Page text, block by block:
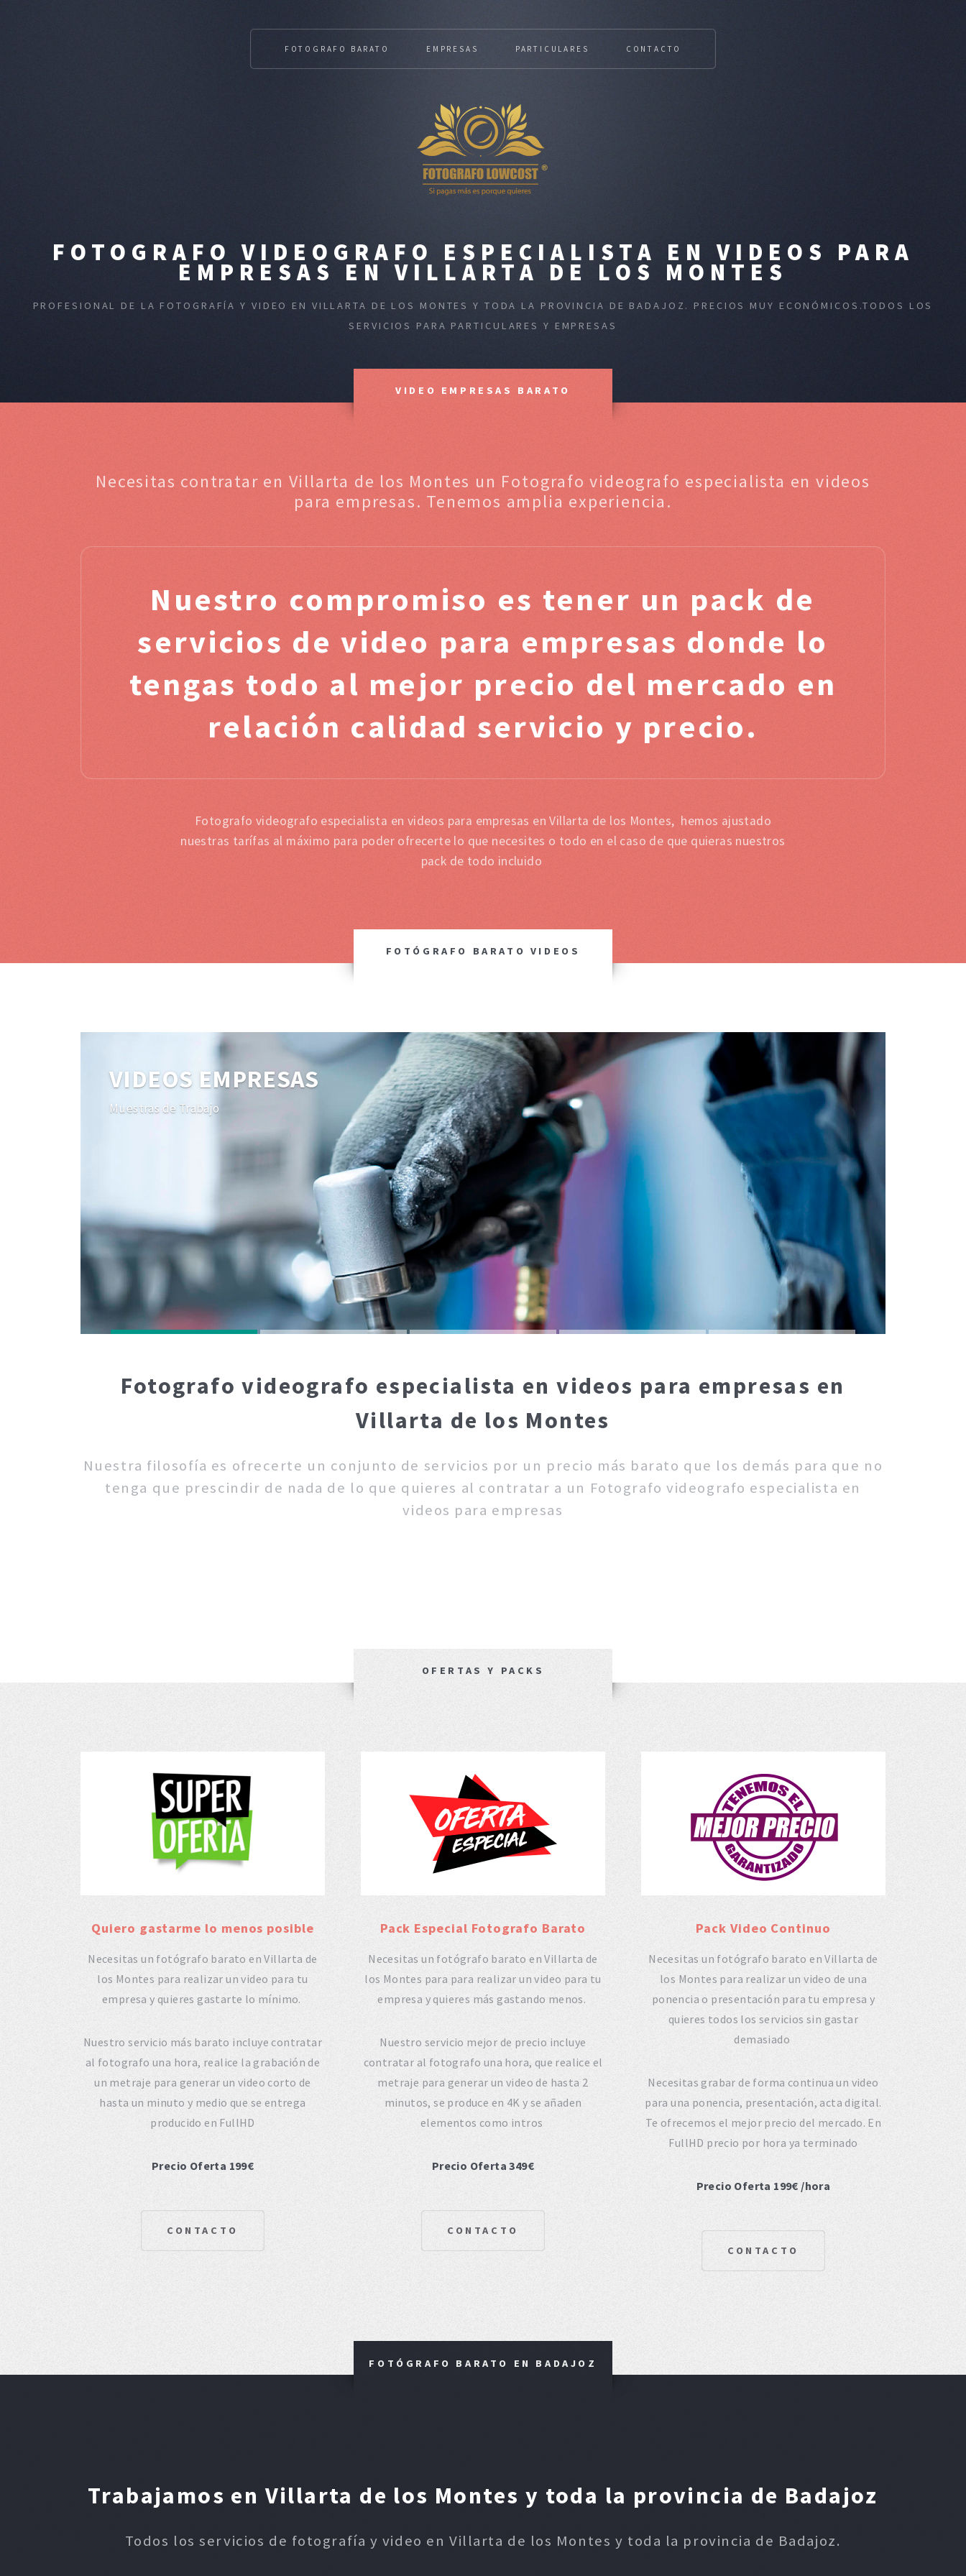
FOTOGRAFO VIDEOGRAFO ESPECIALISTA EN VIDEOS PARA
EMPRESAS EN VILLARTA DE LOS MONTES
PROFESIONAL DE LA FOTOGRAFÍA Y VIDEO EN VILLARTA DE LOS MONTES Y TODA LA PROVINCIA DE BADAJOZ. PRECIOS MUY ECONÓMICOS.TODOS LOS
SERVICIOS PARA PARTICULARES Y EMPRESAS
FOTOGRAFO BARATO EMPRESAS PARTICULARES CONTACTO
VIDEO EMPRESAS BARATO
Necesitas contratar en Villarta de los Montes un Fotografo videografo especialista en videos
para empresas. Tenemos amplia experiencia.
Nuestro compromiso es tener un pack de
servicios de video para empresas donde lo
tengas todo al mejor precio del mercado en
relación calidad servicio y precio.
Fotografo videografo especialista en videos para empresas en Villarta de los Montes, hemos ajustado
nuestras tarífas al máximo para poder ofrecerte lo que necesites o todo en el caso de que quieras nuestros
pack de todo incluido
FOTÓGRAFO BARATO VIDEOS
VIDEOS EMPRESAS
Muestras de Trabajo
Fotografo videografo especialista en videos para empresas en
Villarta de los Montes
Nuestra filosofía es ofrecerte un conjunto de servicios por un precio más barato que los demás para que no
tenga que prescindir de nada de lo que quieres al contratar a un Fotografo videografo especialista en
videos para empresas
OFERTAS Y PACKS
Quiero gastarme lo menos posible
Necesitas un fotógrafo barato en Villarta de
los Montes para realizar un video para tu
empresa y quieres gastarte lo mínimo.
Nuestro servicio más barato incluye contratar
al fotografo una hora, realice la grabación de
un metraje para generar un video corto de
hasta un minuto y medio que se entrega
producido en FullHD
Precio Oferta 199€
CONTACTO
Pack Especial Fotografo Barato
Necesitas un fotógrafo barato en Villarta de
los Montes para para realizar un video para tu
empresa y quieres más gastando menos.
Nuestro servicio mejor de precio incluye
contratar al fotografo una hora, que realice el
metraje para generar un video de hasta 2
minutos, se produce en 4K y se añaden
elementos como intros
Precio Oferta 349€
CONTACTO
Pack Video Continuo
Necesitas un fotógrafo barato en Villarta de
los Montes para realizar un video de una
ponencia o presentación para tu empresa y
quieres todos los servicios sin gastar
demasiado
Necesitas grabar de forma continua un video
para una ponencia, presentación, acta digital.
Te ofrecemos el mejor precio del mercado. En
FullHD precio por hora ya terminado
Precio Oferta 199€ /hora
CONTACTO
FOTÓGRAFO BARATO EN BADAJOZ
Trabajamos en Villarta de los Montes y toda la provincia de Badajoz
Todos los servicios de fotografía y video en Villarta de los Montes y toda la provincia de Badajoz.